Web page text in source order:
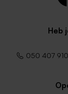
Heb
050 407 910